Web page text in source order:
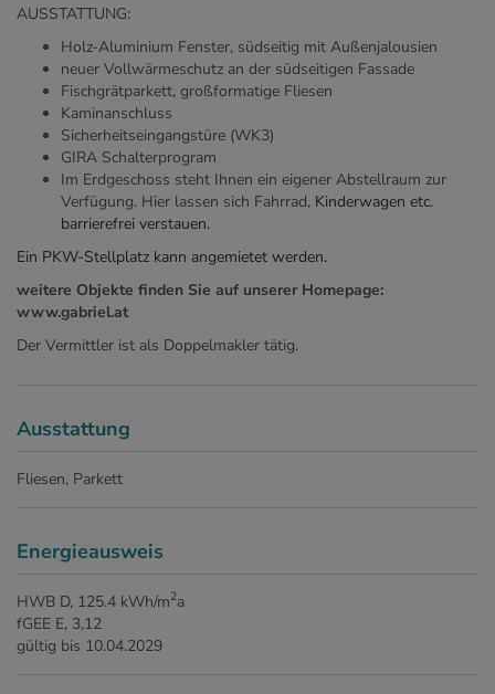
AUSSTATTUNG:
Holz-Aluminium Fenster, südseitig mit Außenjalousien
neuer Vollwärmeschutz an der südseitigen Fassade
Fischgrätparkett, großformatige Fliesen
Kaminanschluss
Sicherheitseingangstüre (WK3)
GIRA Schalterprogram
Im Erdgeschoss steht Ihnen ein eigener Abstellraum zur
Verfügung. Hier lassen sich Fahrrad, Kinderwagen etc.
barrierefrei verstauen.
Ein PKW-Stellplatz kann angemietet werden.
weitere Objekte finden Sie auf unserer Homepage:
www.gabriel.at
Der Vermittler ist als Doppelmakler tätig.
Ausstattung
Fliesen Parkett
Energieausweis
HWB D, 125.4 kWh/m2a
fGEE E, 3,12
gültig bis 10.04.2029